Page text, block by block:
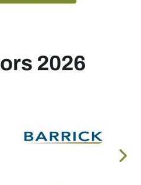
2026